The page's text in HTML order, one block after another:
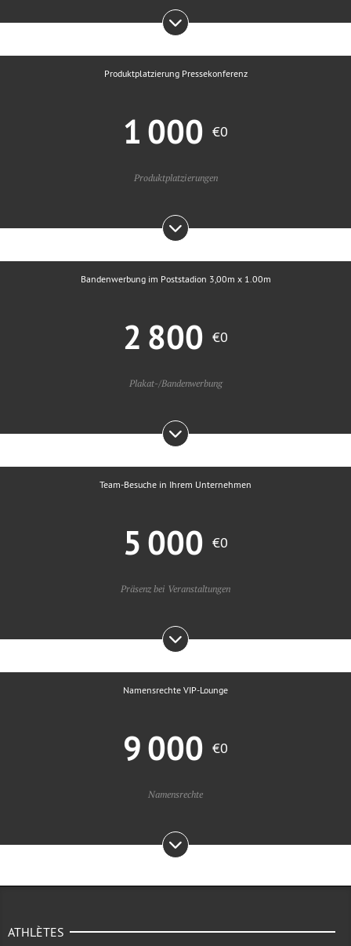
Produktplatzierung Pressekonferenz
1 000 €0
Produktplatzierungen
Bandenwerbung im Poststadion 3,00m x 1.00m
2 800 €0
Plakat-/Bandenwerbung
Team-Besuche in Ihrem Unternehmen
5 000 €0
Präsenz bei Veranstaltungen
Namensrechte VIP-Lounge
9 000 €0
Namensrechte
ATHLÈTES